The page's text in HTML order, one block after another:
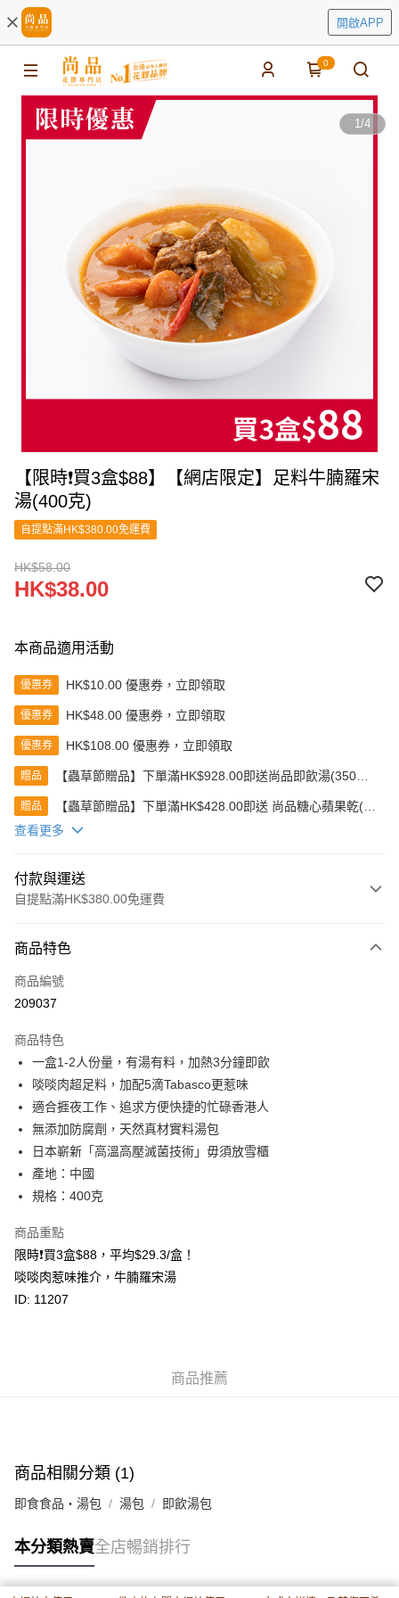
開啟APP
0
1/4
【限時❗買3盒$88】【網店限定】足料牛腩羅宋
湯(400克)
自提點滿HK$380.00免運費
HK$58.00
HK$38.00
本商品適用活動
優惠券 HK$10.00 優惠券，立即領取
優惠券 HK$48.00 優惠券，立即領取
優惠券 HK$108.00 優惠券，立即領取
贈品
【蟲草節贈品】下單滿HK$928.00即送尚品即飲湯(350克)
贈品
【蟲草節贈品】下單滿HK$428.00即送 尚品糖心蘋果乾(80
克)
查看更多
付款與運送
自提點滿HK$380.00免運費
信用卡
Apple Pay
AlipayHK
PayMe
WeChat Pay
BoC Pay
其他轉帳方式
轉數快識別碼(FPS ID)：4042362 中國銀行戶口：012-875-1-240680-7 匯
豐銀行戶口：652-589300-838 收款人：PREMIER FOOD LTD 請於24小時
內將付款金額存入以上其中一個戶口，付款後請將收據或成功轉帳畫面截圖
並WhatsApp 90719878 或電郵eshop@premierfood.com.hk，我們在收到
付款訊息後會盡快安排送貨。
送貨方式
順豐智能櫃(智能櫃取件要視乎包裹尺寸限制，如包裹過大，
物流公司會改派其他自取點或其他配送方式。)
每筆HK$80.00，滿HK$380.00或以上免運費
付款後門市自取 (3-6天可到店取) (取貨請自備購物袋)
每筆HK$80.00，滿HK$380.00或以上免運費
商品特色
商品編號
209037
商品特色
一盒1-2人份量，有湯有料，加熱3分鐘即飲
啖啖肉超足料，加配5滴Tabasco更惹味
適合捱夜工作、追求方便快捷的忙碌香港人
無添加防腐劑，天然真材實料湯包
日本嶄新「高溫高壓滅菌技術」毋須放雪櫃
產地：中國
規格：400克
商品重點
限時❗買3盒$88，平均$29.3/盒！
啖啖肉惹味推介，牛腩羅宋湯
ID: 11207
商品推薦
商品相關分類 (1)
即食食品・湯包 湯包 即飲湯包
本分類熱賣全店暢銷排行